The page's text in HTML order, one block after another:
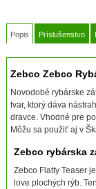
Popis Príslušenstvo
Zebco Zebco
Novodobé rybárske
tvar, ktorý dáva
dravce. Vhodné pre
Môžu sa použiť aj v
Zebco rybárska
Zebco Flatty Teaser
love plochých rýb.